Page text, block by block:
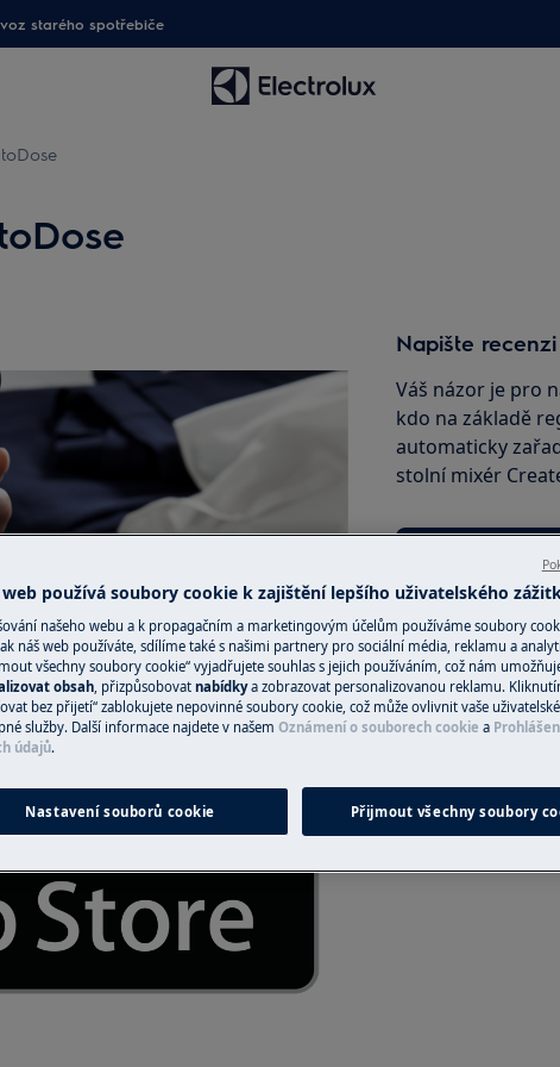
starého spotřebiče
Care pro používání připojení
Napište
Váš názor je pro
kdo na základě
automaticky
stolní mixér
Napište
používá soubory cookie k zajištění lepšího uživatelského
našeho webu a k propagačním a marketingovým účelům používáme soubory
náš web používáte, sdílíme také s našimi partnery pro sociální média, reklamu a
všechny soubory cookie“ vyjadřujete souhlas s jejich používáním, což nám
obsah, přizpůsobovat nabídkya zobrazovat personalizovanou reklamu.
bez přijetí“ zablokujete nepovinné soubory cookie, což může ovlivnit vaše
služby. Další informace najdete v našem Oznámení o souborech cookie a
údajů.
Nastavení souborů cookie Přijmout všechny soubory